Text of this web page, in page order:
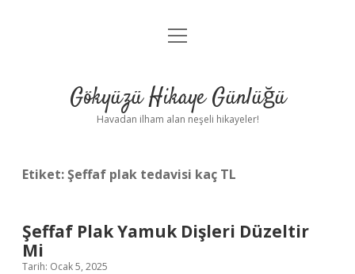
Anasayfa
Yasal Uyarı
menüyü
Gökyüzü Hikaye Günlüğü
Havadan ilham alan neşeli hikayeler!
Etiket:Şeffaf plak tedavisi kaç TL
Şeffaf Plak Yamuk Dişleri Düzeltir
Mi
Tarih: Ocak 5, 2025